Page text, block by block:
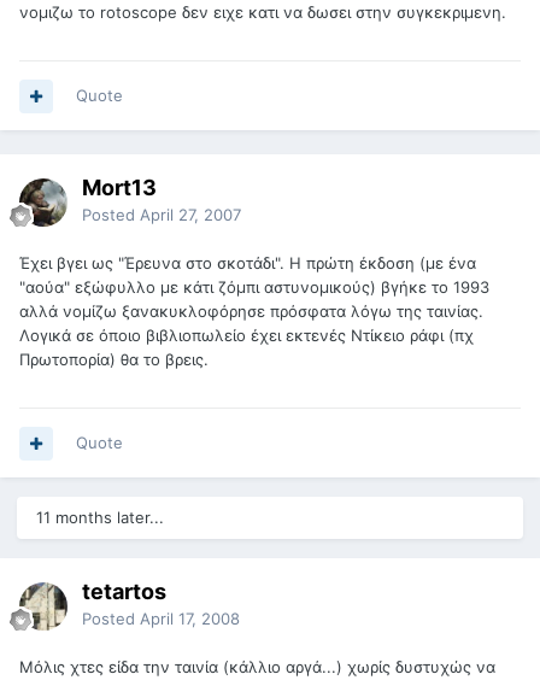
νομιζω το rotoscope δεν ειχε κατι να δωσει στην συγκεκριμενη.
Quote
Mort13
Posted April 27, 2007
Έχει βγει ως "Έρευνα στο σκοτάδι". Η πρώτη έκδοση (με ένα
"αούα" εξώφυλλο με κάτι ζόμπι αστυνομικούς) βγήκε το 1993
αλλά νομίζω ξανακυκλοφόρησε πρόσφατα λόγω της ταινίας.
Λογικά σε όποιο βιβλιοπωλείο έχει εκτενές Ντίκειο ράφι (πχ
Πρωτοπορία) θα το βρεις.
Quote
11 months later...
tetartos
Posted April 17, 2008
Μόλις χτες είδα την ταινία (κάλλιο αργά...) χωρίς δυστυχώς να